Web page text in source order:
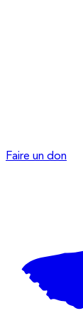
Faire un don